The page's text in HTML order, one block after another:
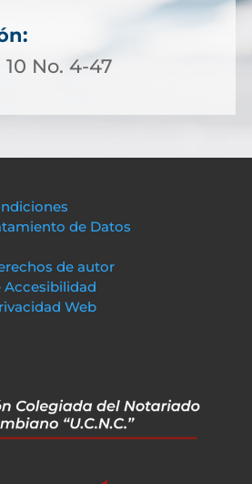
No. 4-47
de Datos
de autor
Accesibilidad
Web